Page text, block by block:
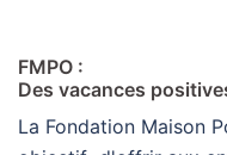
FMPO :
Des vacances
La Fondation Maison